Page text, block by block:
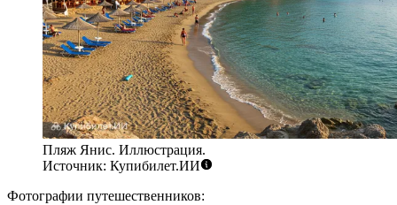
Пляж Янис. Иллюстрация.
Источник: Купибилет.ИИ
Фотографии путешественников: